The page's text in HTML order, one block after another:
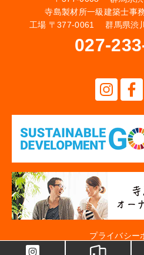
寺島製材所一級建築士事
工場 〒377-0061 群馬県渋
027-
プライバシー